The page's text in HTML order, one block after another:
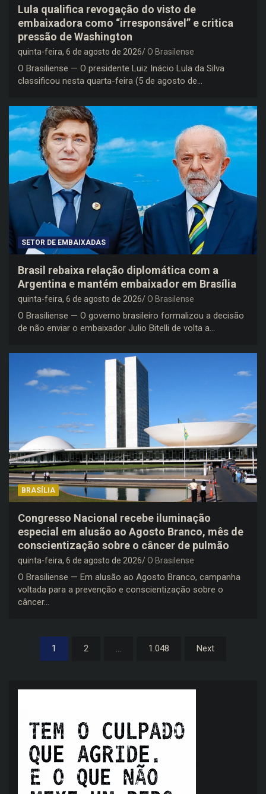
Lula qualifica revogação do visto de
embaixadora como “irresponsável” e critica
pressão de Washington
quinta-feira, 6 de agosto de 2026 O Brasilense
O Brasiliense — O presidente Luiz Inácio Lula da Silva
classificou nesta quarta-feira (5 de agosto de…
SETOR DE EMBAIXADAS
Brasil rebaixa relação diplomática com a
Argentina e mantém embaixador em Brasília
quinta-feira, 6 de agosto de 2026 O Brasilense
O Brasiliense — O governo brasileiro formalizou a decisão
de não enviar o embaixador Julio Bitelli de volta a…
BRASÍLIA
Congresso Nacional recebe iluminação
especial em alusão ao Agosto Branco, mês de
conscientização sobre o câncer de pulmão
quinta-feira, 6 de agosto de 2026 O Brasilense
O Brasiliense — Em alusão ao Agosto Branco, campanha
voltada para a prevenção e conscientização sobre o
câncer…
Paginação
1 2 … 1.048 Next